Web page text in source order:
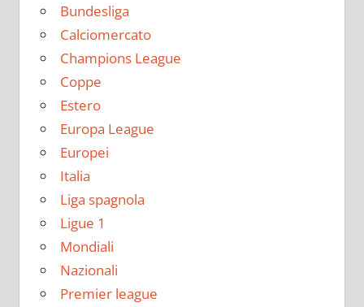
Bundesliga
Calciomercato
Champions League
Coppe
Estero
Europa League
Europei
Italia
Liga spagnola
Ligue 1
Mondiali
Nazionali
Premier league